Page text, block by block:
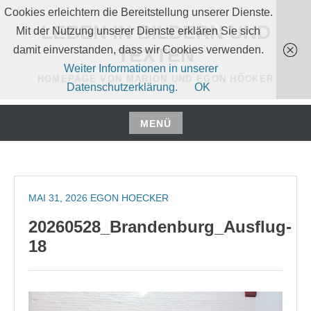
Zum
Inhalt
springen
LEBEN IN BILDERN UND
TEXTEN
MENÜ
Zum
springen
MAI 31, 2026 EGON HOECKER
20260528_Brandenburg_Ausflug-
18
Cookies erleichtern die Bereitstellung unserer Dienste.
Mit der Nutzung unserer Dienste erklären Sie sich
damit einverstanden, dass wir Cookies verwenden.
Weiter Informationen in unserer
Datenschutzerklärung.
OK